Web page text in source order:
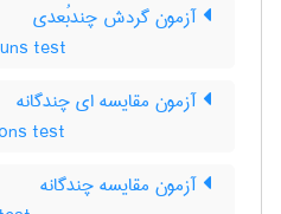
آزمون گردش چندبُعدی
test
آزمون مقایسه ای چندگانه
test
آزمون مقایسه چندگانه